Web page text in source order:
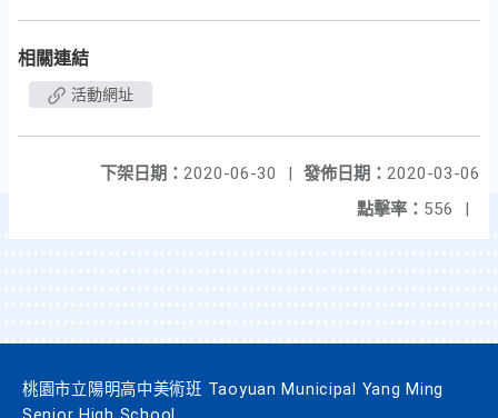
相關連結
活動網址
發佈日期： 2020-03-06
下架日期： 2020-06-30
|
點擊率： 556 |
桃園市立陽明高中美術班 Taoyuan Municipal Yang Ming